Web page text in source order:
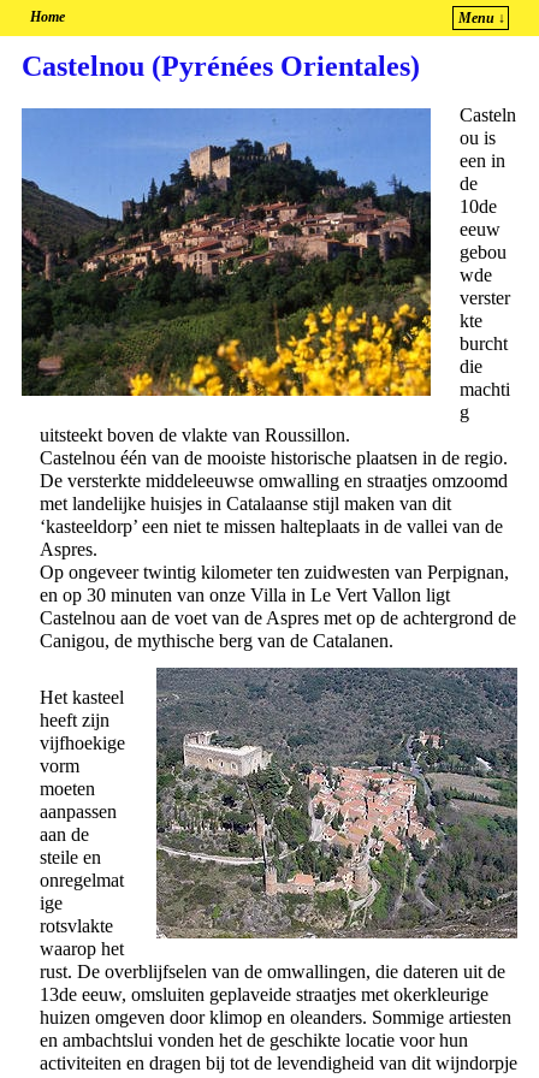
Home
Menu ↓
Castelnou (Pyrénées Orientales)
Casteln
ou is
een in
de
10de
eeuw
gebou
wde
verster
kte
burcht
die
machti
g
uitsteekt boven de vlakte van Roussillon.
Castelnou één van de mooiste historische plaatsen in de regio.
De versterkte middeleeuwse omwalling en straatjes omzoomd
met landelijke huisjes in Catalaanse stijl maken van dit
‘kasteeldorp’ een niet te missen halteplaats in de vallei van de
Aspres.
Op ongeveer twintig kilometer ten zuidwesten van Perpignan,
en op 30 minuten van onze Villa in Le Vert Vallon ligt
Castelnou aan de voet van de Aspres met op de achtergrond de
Canigou, de mythische berg van de Catalanen.
Het kasteel
heeft zijn
vijfhoekige
vorm
moeten
aanpassen
aan de
steile en
onregelmat
ige
rotsvlakte
waarop het
rust. De overblijfselen van de omwallingen, die dateren uit de
13de eeuw, omsluiten geplaveide straatjes met okerkleurige
huizen omgeven door klimop en oleanders. Sommige artiesten
en ambachtslui vonden het de geschikte locatie voor hun
activiteiten en dragen bij tot de levendigheid van dit wijndorpje